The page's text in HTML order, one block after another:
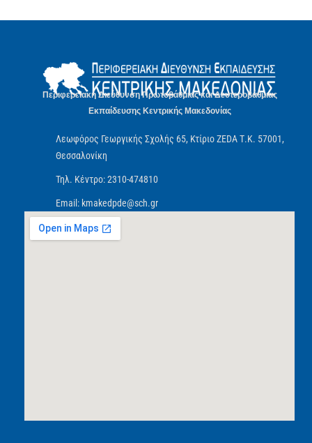
Περιφερειακή Διεύθυνση Πρωτοβάθμιας και Δευτεροβάθμιας
Εκπαίδευσης Κεντρικής Μακεδονίας
Λεωφόρος Γεωργικής Σχολής 65, Κτίριο ZEDA Τ.Κ. 57001,
Θεσσαλονίκη
Τηλ. Κέντρο: 2310-474810
Email: kmakedpde@sch.gr